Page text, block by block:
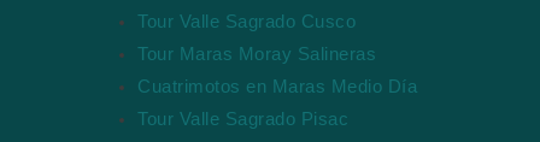
Tour Valle Sagrado Cusco
Tour Maras Moray Salineras
Cuatrimotos en Maras Medio Día
Tour Valle Sagrado Pisac